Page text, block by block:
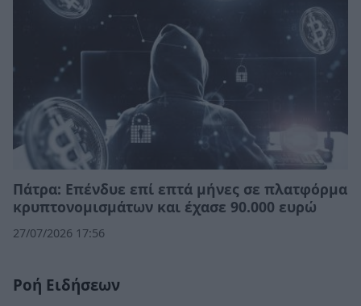
Πάτρα: Επένδυε επί επτά μήνες σε πλατφόρμα
κρυπτονομισμάτων και έχασε 90.000 ευρώ
27/07/2026 17:56
Ροή Ειδήσεων